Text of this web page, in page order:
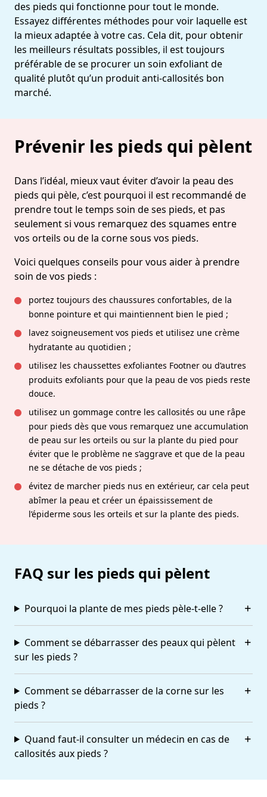
des pieds qui fonctionne pour tout le monde.
Essayez différentes méthodes pour voir laquelle est
la mieux adaptée à votre cas. Cela dit, pour obtenir
les meilleurs résultats possibles, il est toujours
préférable de se procurer un soin exfoliant de
qualité plutôt qu’un produit anti-callosités bon
marché.
Prévenir les pieds qui pèlent
Dans l’idéal, mieux vaut éviter d’avoir la peau des
pieds qui pèle, c’est pourquoi il est recommandé de
prendre tout le temps soin de ses pieds, et pas
seulement si vous remarquez des squames entre
vos orteils ou de la corne sous vos pieds.
Voici quelques conseils pour vous aider à prendre
soin de vos pieds :
portez toujours des chaussures confortables, de la
bonne pointure et qui maintiennent bien le pied ;
lavez soigneusement vos pieds et utilisez une crème
hydratante au quotidien ;
utilisez les chaussettes exfoliantes Footner ou d’autres
produits exfoliants pour que la peau de vos pieds reste
douce.
utilisez un gommage contre les callosités ou une râpe
pour pieds dès que vous remarquez une accumulation
de peau sur les orteils ou sur la plante du pied pour
éviter que le problème ne s’aggrave et que de la peau
ne se détache de vos pieds ;
évitez de marcher pieds nus en extérieur, car cela peut
abîmer la peau et créer un épaississement de
l’épiderme sous les orteils et sur la plante des pieds.
FAQ sur les pieds qui pèlent
Pourquoi la plante de mes pieds pèle-t-elle ?
Comment se débarrasser des peaux qui pèlent
sur les pieds ?
Comment se débarrasser de la corne sur les
pieds ?
Quand faut-il consulter un médecin en cas de
callosités aux pieds ?